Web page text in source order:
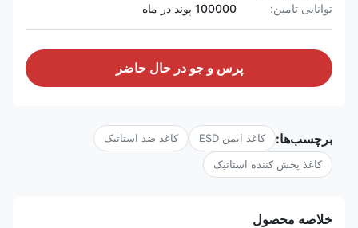
توانایی تامین:
100000 پوند در ماه
پرس و جو در حال حاضر
برچسب‌ها: کاغذ ایمن ESD کاغذ ضد استاتیک
کاغذ پخش کننده استاتیک
خلاصه محصول